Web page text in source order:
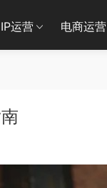
IP运营 电商运营